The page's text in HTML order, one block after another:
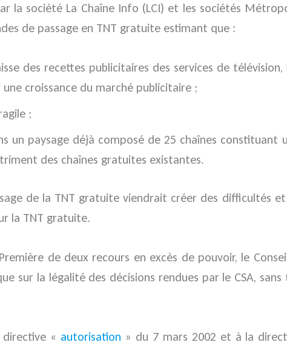
la société La Chaîne Info (LCI) et les sociétés
de passage en TNT gratuite estimant que :
des recettes publicitaires des services de télévision,
croissance du marché publicitaire ;
;
un paysage déjà composé de 25 chaînes constituant
des chaînes gratuites existantes.
de la TNT gratuite viendrait créer des difficultés
la TNT gratuite.
de deux recours en excès de pouvoir, le
sur la légalité des décisions rendues par le CSA,
« autorisation » du 7 mars 2002 et à la